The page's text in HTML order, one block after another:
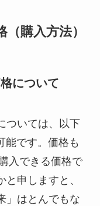
購入方法）
について
ついては、以下
能です。価格も
入できる価格で
申しますと、
」はとんでもな